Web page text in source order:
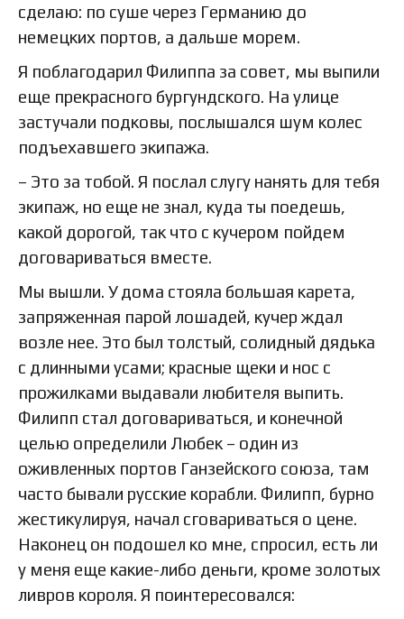
сделаю: по суше через Германию до
немецких портов, а дальше морем.
Я поблагодарил Филиппа за совет, мы выпили
еще прекрасного бургундского. На улице
застучали подковы, послышался шум колес
подъехавшего экипажа.
– Это за тобой. Я послал слугу нанять для тебя
экипаж, но еще не знал, куда ты поедешь,
какой дорогой, так что с кучером пойдем
договариваться вместе.
Мы вышли. У дома стояла большая карета,
запряженная парой лошадей, кучер ждал
возле нее. Это был толстый, солидный дядька
с длинными усами; красные щеки и нос с
прожилками выдавали любителя выпить.
Филипп стал договариваться, и конечной
целью определили Любек – один из
оживленных портов Ганзейского союза, там
часто бывали русские корабли. Филипп, бурно
жестикулируя, начал сговариваться о цене.
Наконец он подошел ко мне, спросил, есть ли
у меня еще какие-либо деньги, кроме золотых
ливров короля. Я поинтересовался: